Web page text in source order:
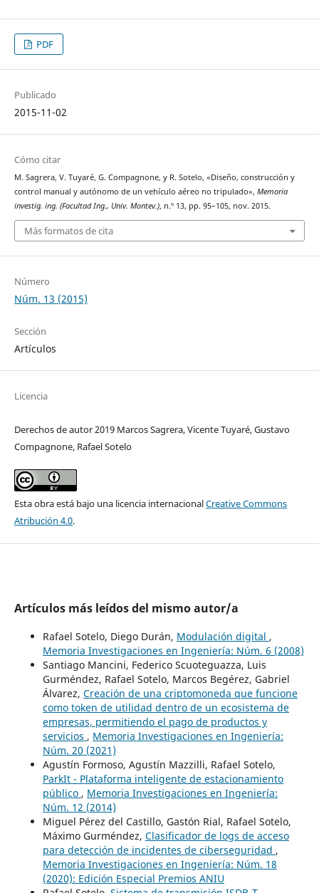
PDF
Publicado
2015-11-02
Cómo citar
M. Sagrera, V. Tuyaré, G. Compagnone, y R. Sotelo, «Diseño, construcción y
control manual y autónomo de un vehículo aéreo no tripulado», Memoria
investig. ing. (Facultad Ing., Univ. Montev.), n.º 13, pp. 95–105, nov. 2015.
Más formatos de cita
Número
Núm. 13 (2015)
Sección
Artículos
Licencia
Derechos de autor 2019 Marcos Sagrera, Vicente Tuyaré, Gustavo
Compagnone, Rafael Sotelo
Esta obra está bajo una licencia internacionalCreative Commons
Atribución 4.0.
Artículos más leídos del mismo autor/a
Rafael Sotelo, Diego Durán, Modulación digital ,
Memoria Investigaciones en Ingeniería: Núm. 6 (2008)
Santiago Mancini, Federico Scuoteguazza, Luis
Gurméndez, Rafael Sotelo, Marcos Begérez, Gabriel
Álvarez, Creación de una criptomoneda que funcione
como token de utilidad dentro de un ecosistema de
empresas, permitiendo el pago de productos y
servicios , Memoria Investigaciones en Ingeniería:
Núm. 20 (2021)
Agustín Formoso, Agustín Mazzilli, Rafael Sotelo,
ParkIt - Plataforma inteligente de estacionamiento
público , Memoria Investigaciones en Ingeniería:
Núm. 12 (2014)
Miguel Pérez del Castillo, Gastón Rial, Rafael Sotelo,
Máximo Gurméndez, Clasificador de logs de acceso
para detección de incidentes de ciberseguridad ,
Memoria Investigaciones en Ingeniería: Núm. 18
(2020): Edición Especial Premios ANIU